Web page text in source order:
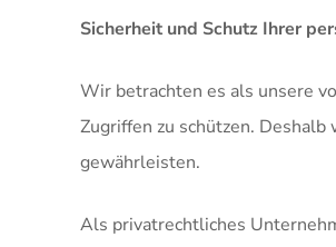
Sicherheit und Schutz Ihrer
Wir betrachten es als unsere
Zugriffen zu schützen.
gewährleisten.
Als privatrechtliches